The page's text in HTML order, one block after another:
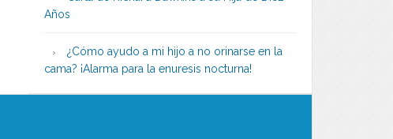
Años
¿Cómo ayudo a mi hijo a no orinarse en la
cama? ¡Alarma para la enuresis nocturna!